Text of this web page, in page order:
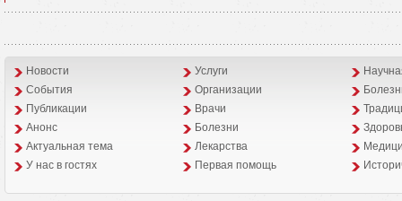
Новости Услуги
События
Организации
Публикации
Врачи
Анонс
Болезни
Aктуальная тема
Лекарства
У нас в гостях
Первая помощь